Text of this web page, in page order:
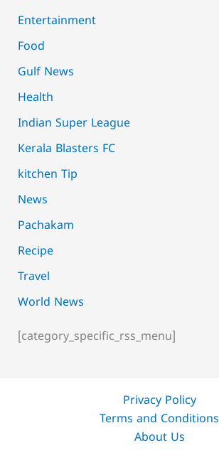
Entertainment
Food
Gulf News
Health
Indian Super League
Kerala Blasters FC
kitchen Tip
News
Pachakam
Recipe
Travel
World News
[category_specific_rss_menu]
Privacy Policy
Terms and Conditions
About Us